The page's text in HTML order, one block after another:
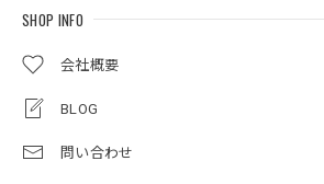
SHOP INFO
会社概要
BLOG
問い合わせ